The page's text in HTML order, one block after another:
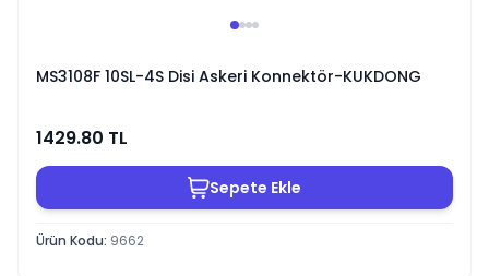
MS3108F 10SL-4S Disi Askeri Konnektör-KUKDONG
1429.80 TL
Sepete Ekle
Ürün Kodu: 9662